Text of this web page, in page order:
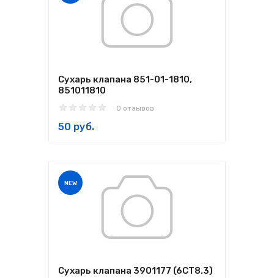
Сухарь клапана 851-01-1810,
851011810
0 отзывов
50 руб.
NEW
Сухарь клапана 3901177 (6CT8.3)